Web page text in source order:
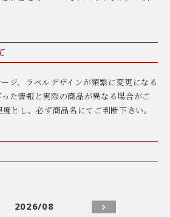
ジ、ラベルデザインが頻繁に変更になる
た情報と実際の商品が異なる場合がご
とし、必ず商品名にてご判断下さい。
2026/08